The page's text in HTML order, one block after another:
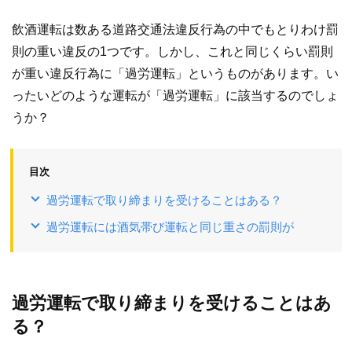
飲酒運転は数ある道路交通法違反行為の中でもとりわけ罰
則の重い違反の1つです。しかし、これと同じくらい罰則
が重い違反行為に「過労運転」というものがあります。い
ったいどのような運転が「過労運転」に該当するのでしょ
うか？
目次
過労運転で取り締まりを受けることはある？
過労運転には酒気帯び運転と同じ重さの罰則が
過労運転で取り締まりを受けることはあ
る？